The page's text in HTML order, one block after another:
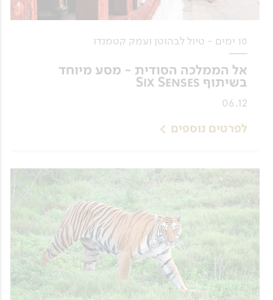
10 ימים - טיול לבהוטן ועמק קטמנדו
אל הממלכה הסודית - מסע מיוחד
בשיתוף Six Senses
06.12
לפרטים נוספים